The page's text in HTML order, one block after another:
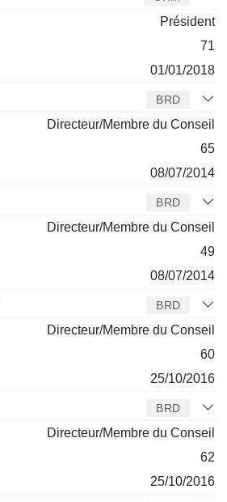
Président
71
01/01/2018
BRD
Directeur/Membre du Conseil
65
08/07/2014
BRD
Directeur/Membre du Conseil
49
08/07/2014
BRD
Directeur/Membre du Conseil
60
25/10/2016
BRD
Directeur/Membre du Conseil
62
25/10/2016